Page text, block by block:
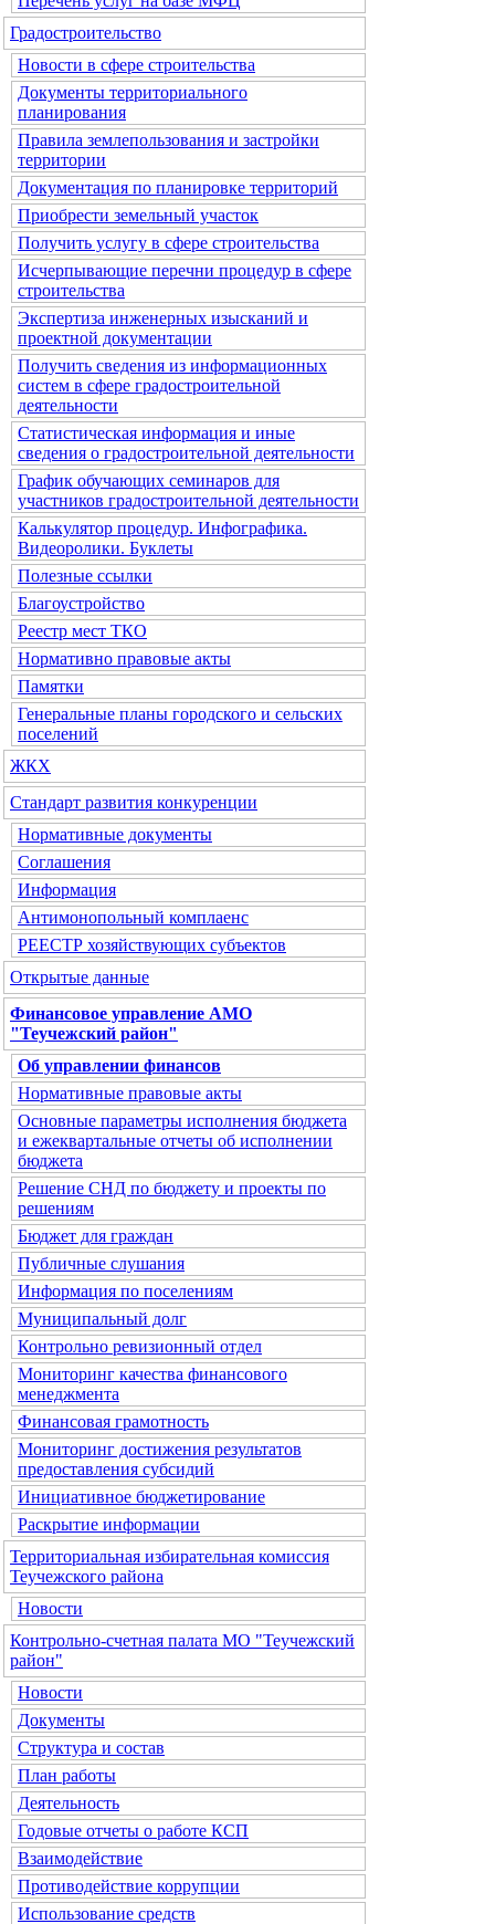
Градостроительство
Новости в сфере строительства
Документы территориального
планирования
Правила землепользования и застройки
территории
Документация по планировке территорий
Приобрести земельный участок
Получить услугу в сфере строительства
Исчерпывающие перечни процедур в сфере
строительства
Экспертиза инженерных изысканий и
проектной документации
Получить сведения из информационных
систем в сфере градостроительной
деятельности
Статистическая информация и иные
сведения о градостроительной деятельности
График обучающих семинаров для
участников градостроительной деятельности
Калькулятор процедур. Инфографика.
Видеоролики. Буклеты
Полезные ссылки
Благоустройство
Реестр мест ТКО
Нормативно правовые акты
Памятки
Генеральные планы городского и сельских
поселений
ЖКХ
Стандарт развития конкуренции
Нормативные документы
Соглашения
Информация
Антимонопольный комплаенс
РЕЕСТР хозяйствующих субъектов
Открытые данные
Финансовое управление АМО
"Теучежский район"
Об управлении финансов
Нормативные правовые акты
Основные параметры исполнения бюджета
и ежеквартальные отчеты об исполнении
бюджета
Решение СНД по бюджету и проекты по
решениям
Бюджет для граждан
Публичные слушания
Информация по поселениям
Муниципальный долг
Контрольно ревизионный отдел
Мониторинг качества финансового
менеджмента
Финансовая грамотность
Мониторинг достижения результатов
предоставления субсидий
Инициативное бюджетирование
Раскрытие информации
Территориальная избирательная комиссия
Теучежского района
Новости
Контрольно-счетная палата МО "Теучежский
район"
Новости
Документы
Структура и состав
План работы
Деятельность
Годовые отчеты о работе КСП
Взаимодействие
Противодействие коррупции
Использование средств